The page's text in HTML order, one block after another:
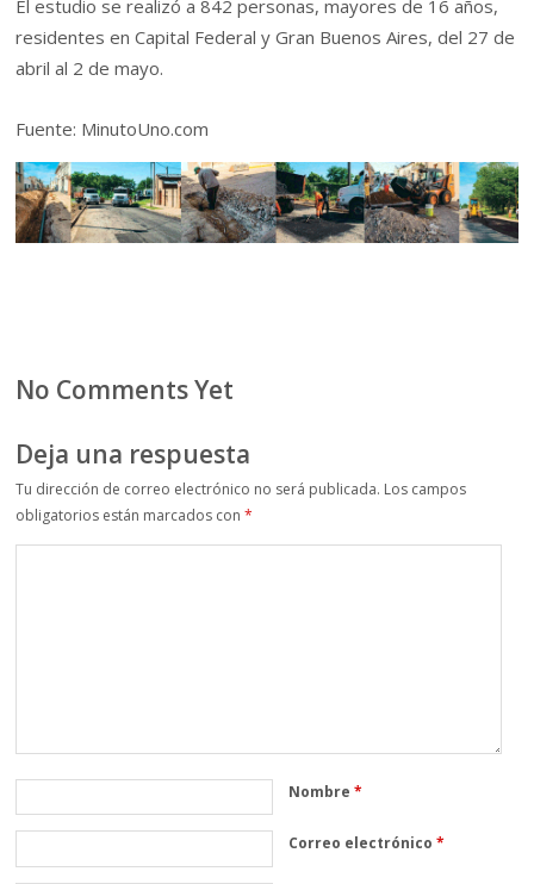
El estudio se realizó a 842 personas, mayores de 16 años,
residentes en Capital Federal y Gran Buenos Aires, del 27 de
abril al 2 de mayo.
Fuente: MinutoUno.com
No Comments Yet
Deja una respuesta
Tu dirección de correo electrónico no será publicada. Los campos
obligatorios están marcados con*
Nombre*
Correo electrónico*